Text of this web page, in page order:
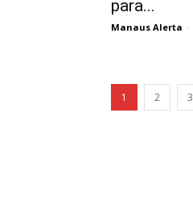
para...
Manaus Alerta -
1 2 3